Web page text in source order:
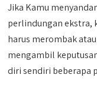
Jika Kamu
perlindungan ekstra,
harus merombak
mengambil
diri sendiri beberapa